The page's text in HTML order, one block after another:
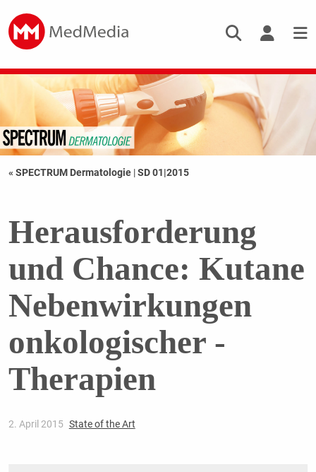
« SPECTRUM Dermatologie |SD 01|2015
Herausforderung
und Chance: Kutane
Nebenwirkungen
onkologischer ­
Therapien
2. April 2015 State of the Art